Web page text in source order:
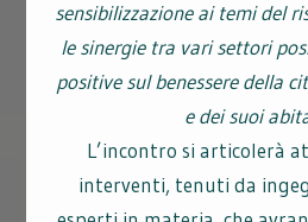
sensibilizzazione ai temi del
le sinergie tra vari settori
positive sul benessere della
e dei suoi
L’incontro si articolerà
interventi, tenuti da